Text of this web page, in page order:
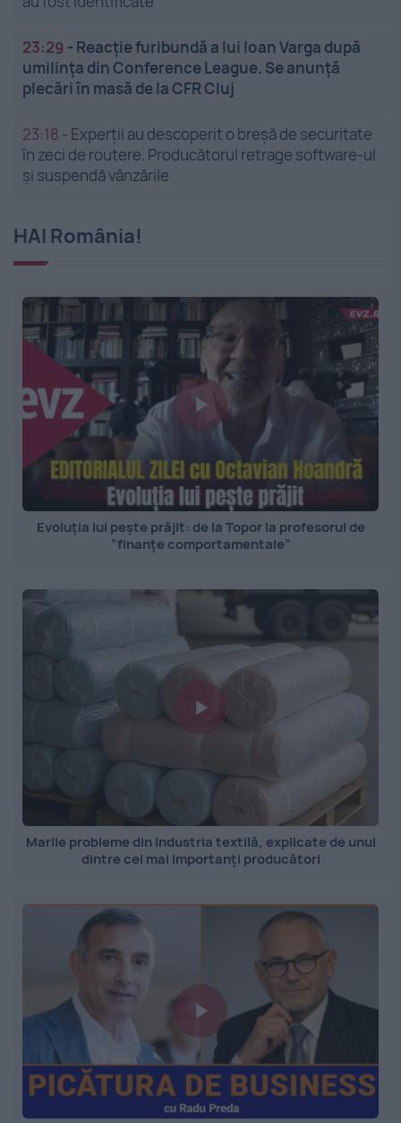
23:29 - Reacție furibundă a lui Ioan Varga după
umilința din Conference League. Se anunță
plecări în masă de la CFR Cluj
23:18 - Experții au descoperit o breșă de securitate
în zeci de routere. Producătorul retrage software-ul
și suspendă vânzările
HAI România!
Evoluția lui pește prăjit: de la Topor la profesorul de
”finanțe comportamentale”
Marile probleme din industria textilă, explicate de unul
dintre cei mai importanți producători